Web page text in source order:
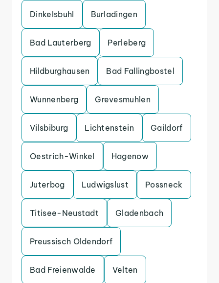
Dinkelsbuhl Burladingen
Bad Lauterberg Perleberg
Hildburghausen Bad Fallingbostel
Wunnenberg Grevesmuhlen
Vilsbiburg Lichtenstein Gaildorf
Oestrich-Winkel Hagenow
Juterbog Ludwigslust Possneck
Titisee-Neustadt Gladenbach
Preussisch Oldendorf
Bad Freienwalde Velten